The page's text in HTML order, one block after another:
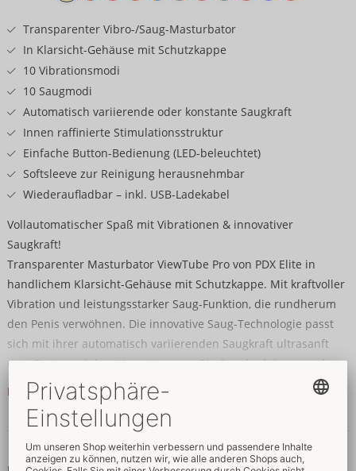
Transparenter Vibro-/Saug-Masturbator
In Klarsicht-Gehäuse mit Schutzkappe
10 Vibrationsmodi
10 Saugmodi
Automatisch variierende oder konstante Saugkraft
Innen raffinierte Stimulationsstruktur
Einfache Button-Bedienung (LED-beleuchtet)
Softsleeve zur Reinigung herausnehmbar
Wiederaufladbar – inkl. USB-Ladekabel
Vollautomatischer Spaß mit Vibrationen & innovativer
Saugkraft!
Transparenter Masturbator ViewTube Pro von PDX Elite in
handlichem Klarsicht-Gehäuse mit Schutzkappe. Mit kraftvoller
Vibration und leistungsstarker Saug-Funktion, die rundherum
den Penis verwöhnen. Die innovative Saug-Technologie passt
sich mit ihrer automatisch variierenden Saugkraft ultrasanft
dem Penis und dem Vergnügen an. Die Saugkraft kann auch
konstant eingestellt werden.
10 Vibrationsmodi und 10 Saugmodi sind bequem per
Knopfdruck am LED-beleuchteten Bedienfeld steuerbar. Auch
die Super-Saug-Funktion für konstante Power. In der
Mehr lesen
Daten & Eigenschaften